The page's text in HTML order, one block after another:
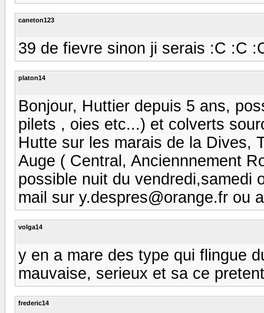
caneton123
39 de fievre sinon ji serais :C :C
platon14
Bonjour, Huttier depuis 5 ans,
pilets , oies etc...) et colverts
Hutte sur les marais de la Dives,
Auge ( Central, Anciennnement
possible nuit du vendredi,samedi
mail sur y.despres@orange.fr ou
volga14
y en a mare des type qui flingue
mauvaise, serieux et sa ce
frederic14